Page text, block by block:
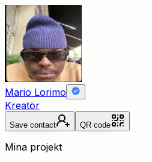
Mario Lorimo
Kreatör
Save contact QR code
Mina projekt